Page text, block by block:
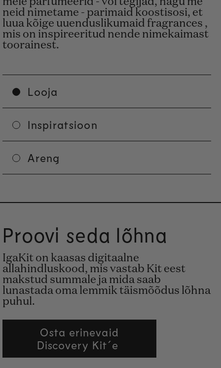
neid nimetame - parimaid koostisosi, et
luua kõige uuenduslikumaid fragrances ,
mis on inspireeritud nende nimekaimast
toorainest.
Looja
Inspiratsioon
Areng
Proovi seda lõhna
IgaKit on kaasas digitaalne
allahindluskood, mis vastab Kit eest
makstud summale ja mida saab
lunastada oma lemmik täismõõdus lõhna
puhul.
Osta erinevaid
Discovery Kit´e